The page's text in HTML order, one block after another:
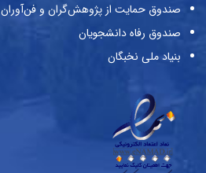
صندوق حمایت از پژوهش‌گران و فن‌آوران
صندوق رفاه دانشجویان
بنیاد ملی نخبگان